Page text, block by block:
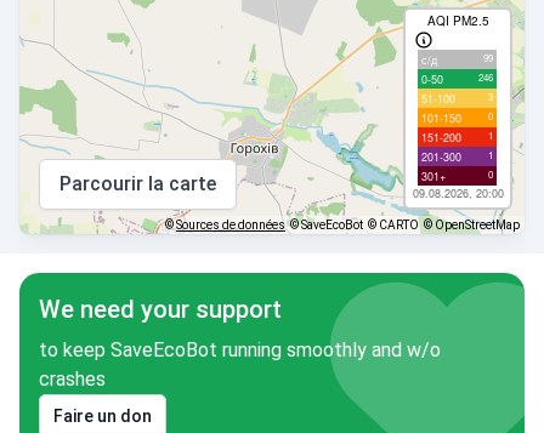
AQI PM2.5
с/д 99
0-50 246
51-100 3
101-150 0
151-200 1
201-300 1
301+ 0
09.08.2026, 20:00
Parcourir la carte
©Sources de données © SaveEcoBot © CARTO © OpenStreetMap
We need your support
to keep SaveEcoBot running smoothly and w/o
crashes
Faire un don